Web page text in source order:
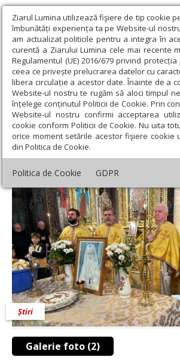
Ziarul Lumina utilizează fişiere de tip cookie
îmbunătăți experiența ta pe Website-ul
am actualizat politicile pentru a integra în
curentă a Ziarului Lumina cele mai recente
Regulamentul (UE) 2016/679 privind
ceea ce privește prelucrarea datelor cu
libera circulație a acestor date. Înainte de a
Website-ul nostru te rugăm să aloci timpul
înțelege conținutul Politicii de Cookie. Prin
Website-ul nostru confirmi acceptarea
cookie conform Politicii de Cookie. Nu uita
orice moment setările acestor fişiere cookie
din Politica de Cookie.
Politica de Cookie GDPR
Ziarul Lumina › Actualitate religioasă › Știri ›
Patriarhului Teoctist la biserica Parohiei
Pomenirea Patriarhului
Parohiei Oradea Vii
Galerie foto (2)
Știri